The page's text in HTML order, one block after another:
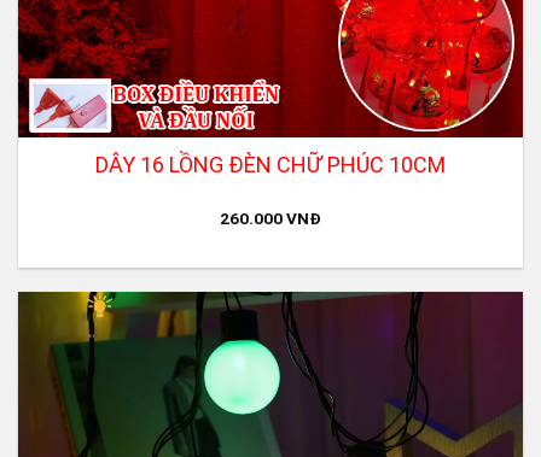
DÂY 16 LỒNG ĐÈN CHỮ PHÚC 10CM
260.000VNĐ